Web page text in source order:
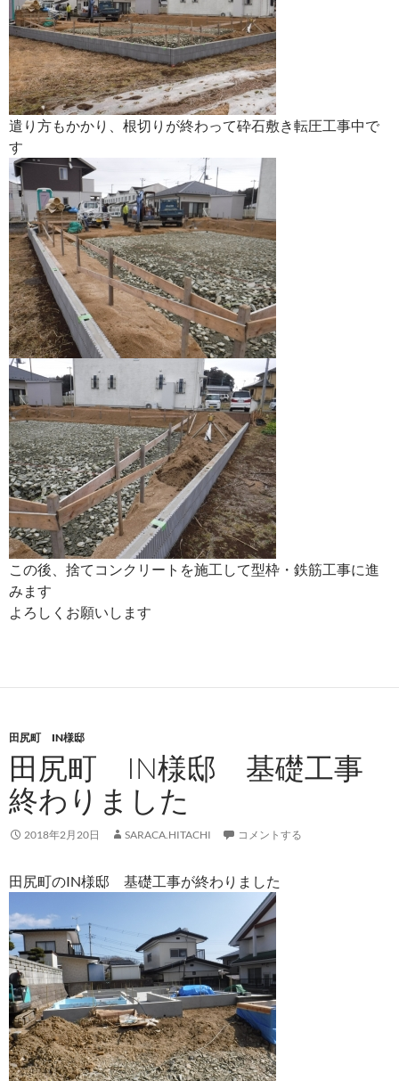
遣り方もかかり、根切りが終わって砕石敷き転圧工事中で
す
この後、捨てコンクリートを施工して型枠・鉄筋工事に進
みます
よろしくお願いします
田尻町 IN様邸
田尻町 IN様邸 基礎工事
終わりました
2018年2月20日 SARACA.HITACHI コメントする
田尻町のIN様邸 基礎工事が終わりました